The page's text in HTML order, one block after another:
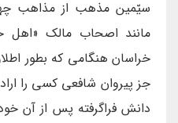
سيّمين مذهب از مذاهب
مانند اصحاب مالك «اهل
خراسان هنگامى كه بطور
جز پيروان شافعى كسى را
دانش فراگرفته پس از آن